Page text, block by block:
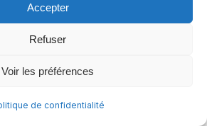
Accepter
Refuser
Voir les préférences
de confidentialité